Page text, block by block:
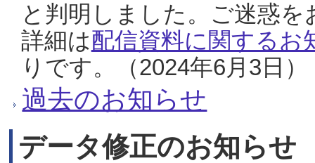
と判明しました。ご迷惑
詳細は配信資料に関するお
りです。（2024年6月3日）
過去のお知らせ
データ修正のお知らせ